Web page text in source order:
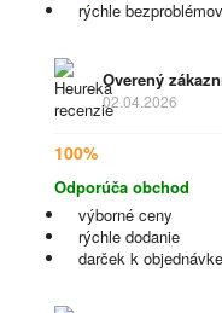
rýchle
Overený
02.04.2026
100%
Odporúča obchod
výborné ceny
rýchle dodanie
darček k objednávke